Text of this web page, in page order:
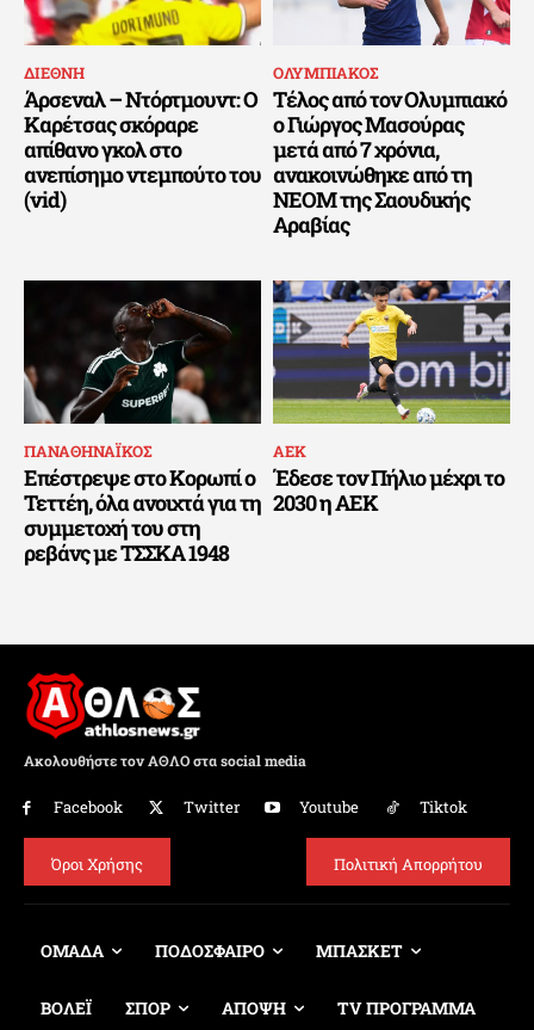
ΔΙΕΘΝΗ
Άρσεναλ – Ντόρτμουντ: Ο
Καρέτσας σκόραρε
απίθανο γκολ στο
ανεπίσημο ντεμπούτο του
(vid)
ΟΛΥΜΠΙΑΚΟΣ
Τέλος από τον Ολυμπιακό
ο Γιώργος Μασούρας
μετά από 7 χρόνια,
ανακοινώθηκε από τη
ΝΕΟΜ της Σαουδικής
Αραβίας
ΠΑΝΑΘΗΝΑΪΚΟΣ
Επέστρεψε στο Κορωπί ο
Τεττέη, όλα ανοιχτά για τη
συμμετοχή του στη
ρεβάνς με ΤΣΣΚΑ 1948
ΑΕΚ
Έδεσε τον Πήλιο μέχρι το
2030 η ΑΕΚ
Ακολουθήστε τον ΑΘΛΟ στα social media
Facebook Twitter Youtube Tiktok
Όροι Χρήσης Πολιτική Απορρήτου
ΟΜΑΔΑ ΠΟΔΟΣΦΑΙΡΟ ΜΠΑΣΚΕΤ
ΒΟΛΕΪ ΣΠΟΡ ΑΠΟΨΗ TV ΠΡΟΓΡΑΜΜΑ